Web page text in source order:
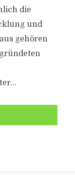
die
und
gehören